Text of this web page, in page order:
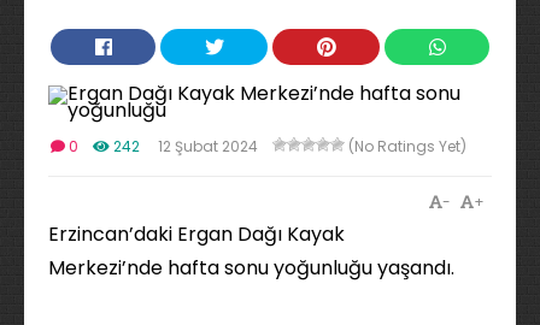
0 242 12 Şubat 2024 (No Ratings Yet)
+
-
Erzincan’daki Ergan Dağı Kayak
Merkezi’nde hafta sonu yoğunluğu yaşandı.